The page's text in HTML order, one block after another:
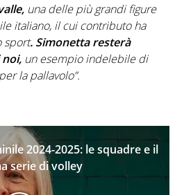
una delle più grandi figure
italiano, il cui contributo ha
sport. Simonetta resterà
un esempio indelebile di
la pallavolo”.
2024-2025: le squadre e il
serie di volley